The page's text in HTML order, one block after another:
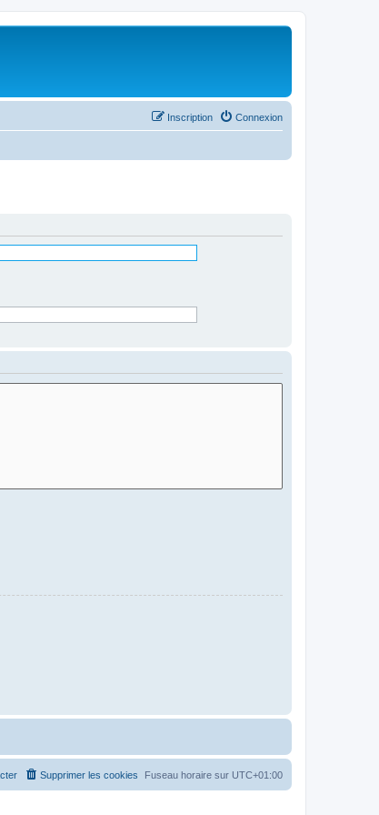
Connexion
Inscription
Fuseau horaire sur UTC+01:00
Supprimer les cookies